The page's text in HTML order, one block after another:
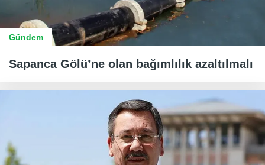
Gündem
Sapanca Gölü’ne olan bağımlılık azaltılmalı